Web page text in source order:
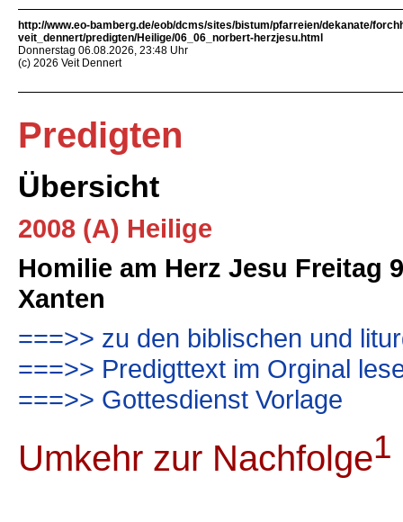
http://www.eo-bamberg.de/eob/dcms/sites/bistum/pfarreien/dekanate/
veit_dennert/predigten/Heilige/06_06_norbert-herzjesu.html
Donnerstag 06.08.2026, 23:48 Uhr
(c) 2026 Veit Dennert
Predigten
Übersicht
2008 (A) Heilige
Homilie am Herz Jesu Freitag
Xanten
===>> zu den biblischen und
===>> Predigttext im Orginal
===>> Gottesdienst Vorlage
Umkehr zur Nachfolge1